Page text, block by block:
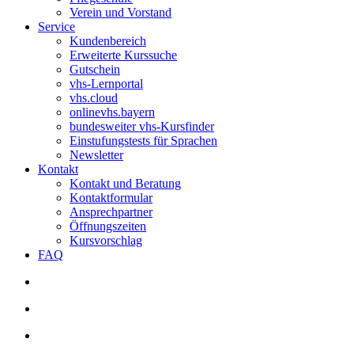
Verein und Vorstand
Service
Kundenbereich
Erweiterte Kurssuche
Gutschein
vhs-Lernportal
vhs.cloud
onlinevhs.bayern
bundesweiter vhs-Kursfinder
Einstufungstests für Sprachen
Newsletter
Kontakt
Kontakt und Beratung
Kontaktformular
Ansprechpartner
Öffnungszeiten
Kursvorschlag
FAQ